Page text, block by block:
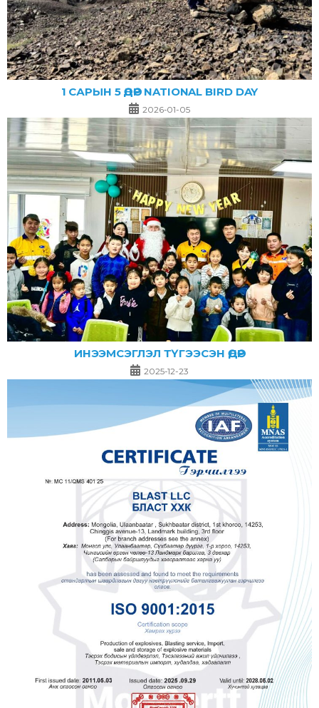
1 САРЫН 5 ӨДӨР NATIONAL BIRD DAY
2026-01-05
ИНЭЭМСЭГЛЭЛ ТҮГЭЭСЭН ӨДӨР
2025-12-23